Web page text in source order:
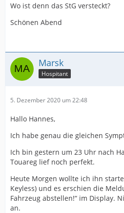
Wo ist denn das StG versteckt?
Schönen Abend
Marsk
Hospitant
5. Dezember 2020 um 22:48
Hallo Hannes,
Ich habe genau die gleichen
Ich bin gestern um 23 Uhr nach
Touareg lief noch perfekt.
Heute Morgen wollte ich ihn
Keyless) und es erschien die
Fahrzeug abstellen!“ im Display.
an.